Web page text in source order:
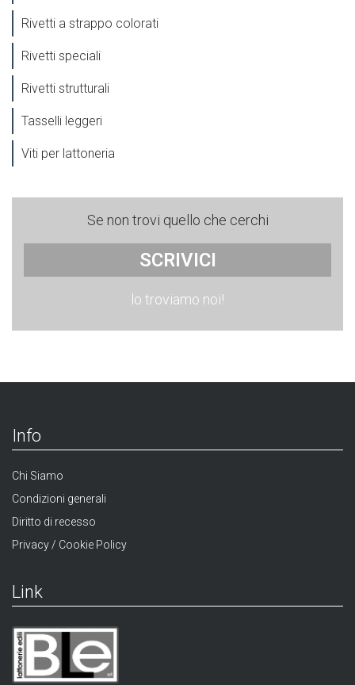
Rivetti a strappo colorati
Rivetti speciali
Rivetti strutturali
Tasselli leggeri
Viti per lattoneria
Se non trovi quello che cerchi
SCRIVICI
lo troviamo noi!
Info
Chi Siamo
Condizioni generali
Diritto di recesso
Privacy / Cookie Policy
Link